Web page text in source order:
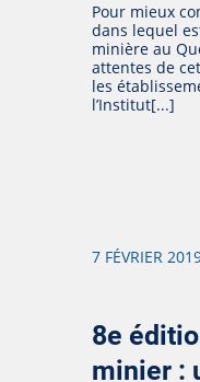
Pour mieux
dans lequel
minière au
attentes de
les
l’Institut[...]
7 FÉVRIER
8e
minier :